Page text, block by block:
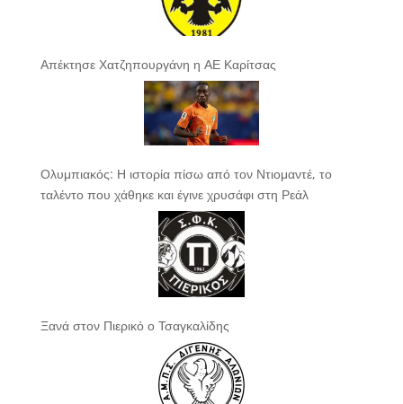
Απέκτησε Χατζηπουργάνη η ΑΕ Καρίτσας
Ολυμπιακός: Η ιστορία πίσω από τον Ντιομαντέ, το
ταλέντο που χάθηκε και έγινε χρυσάφι στη Ρεάλ
Ξανά στον Πιερικό ο Τσαγκαλίδης